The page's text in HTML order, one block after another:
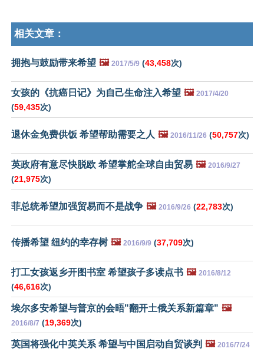
相关文章：
拥抱与鼓励带来希望 🖼️ 2017/5/9 (43,458次)
女孩的《抗癌日记》为自己生命注入希望 🖼️ 2017/4/20
(59,435次)
退休金免费供饭 希望帮助需要之人 🖼️ 2016/11/26 (50,757次)
英政府有意尽快脱欧 希望掌舵全球自由贸易 🖼️ 2016/9/27
(21,975次)
菲总统希望加强贸易而不是战争 🖼️ 2016/9/26 (22,783次)
传播希望 纽约的幸存树 🖼️ 2016/9/9 (37,709次)
打工女孩返乡开图书室 希望孩子多读点书 🖼️ 2016/8/12
(46,616次)
埃尔多安希望与普京的会晤"翻开土俄关系新篇章" 🖼️
2016/8/7 (19,369次)
英国将强化中英关系 希望与中国启动自贸谈判 🖼️ 2016/7/24